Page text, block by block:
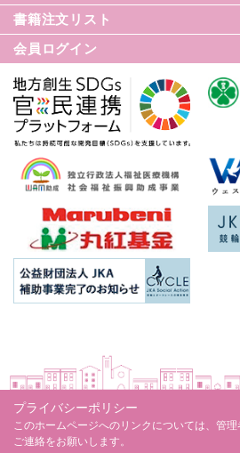
てんかん基礎講座
世界てんかんの日
書籍注文リスト
会員ログイン
プライバシーポリシー
このホームページへのリンクについては、管
ご連絡をお願いします。